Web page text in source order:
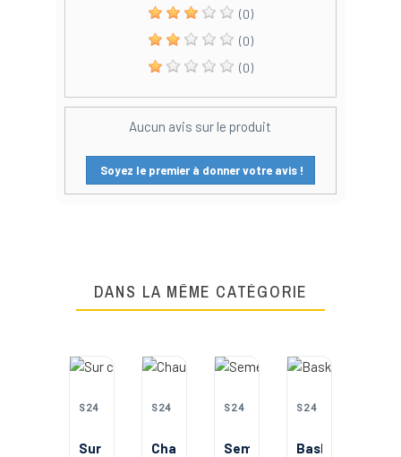
(0)
(0)
(0)
Aucun avis sur le produit
Soyez le premier à donner votre avis !
DANS LA MÊME CATÉGORIE
S24
Sur
S24
Chaussure
S24
Semelle
S24
Basket